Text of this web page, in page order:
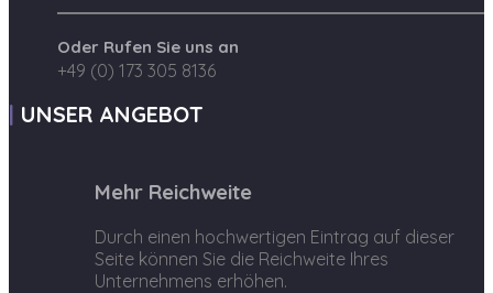
Oder Rufen Sie uns an
+49 (0) 173 305 8136
UNSER ANGEBOT
Mehr Reichweite
Durch einen hochwertigen Eintrag auf dieser
Seite können Sie die Reichweite Ihres
Unternehmens erhöhen.